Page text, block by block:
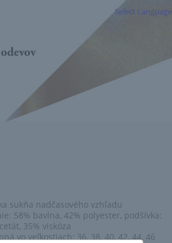
Select Language
sukňa nadčasového vzhľadu
58% bavlna, 42% polyester, podšívka:
35% viskóza
vo veľkostiach: 36, 38, 40, 42, 44, 46